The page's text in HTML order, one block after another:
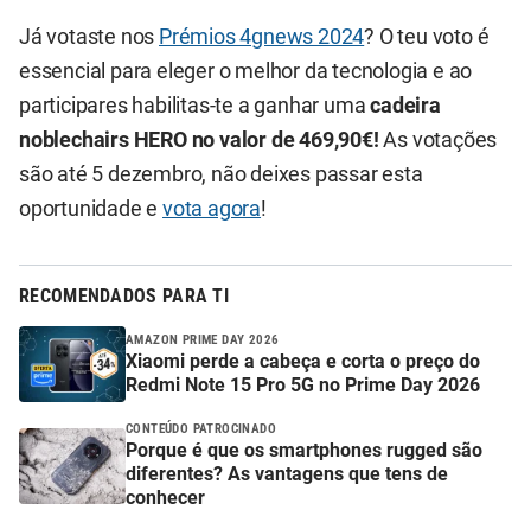
Já votaste nos Prémios 4gnews 2024? O teu voto é
essencial para eleger o melhor da tecnologia e ao
participares habilitas-te a ganhar umacadeira
noblechairs HERO no valor de 469,90€!As votações
são até 5 dezembro, não deixes passar esta
oportunidade evota agora!
RECOMENDADOS PARA TI
AMAZON PRIME DAY 2026
Xiaomi perde a cabeça e corta o preço do
Redmi Note 15 Pro 5G no Prime Day 2026
CONTEÚDO PATROCINADO
Porque é que os smartphones rugged são
diferentes? As vantagens que tens de
conhecer